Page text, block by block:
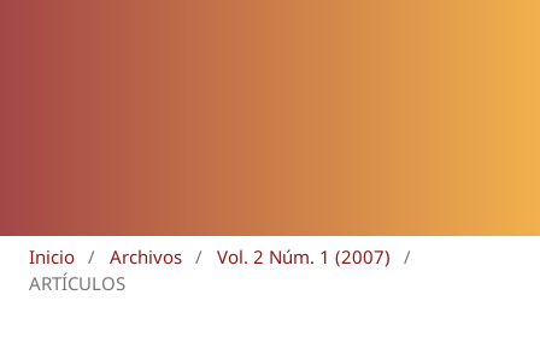
Inicio / Archivos / Vol. 2 Núm. 1 (2007)
/
ARTÍCULOS